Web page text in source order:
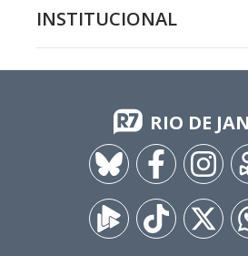
INSTITUCIONAL
RIO DE